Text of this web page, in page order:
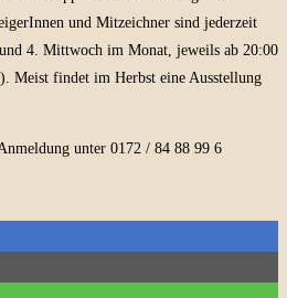
und Mitzeichner sind jederzeit
4. Mittwoch im Monat, jeweils ab 20:00
Meist findet im Herbst eine Ausstellung
unter 0172 / 84 88 99 6